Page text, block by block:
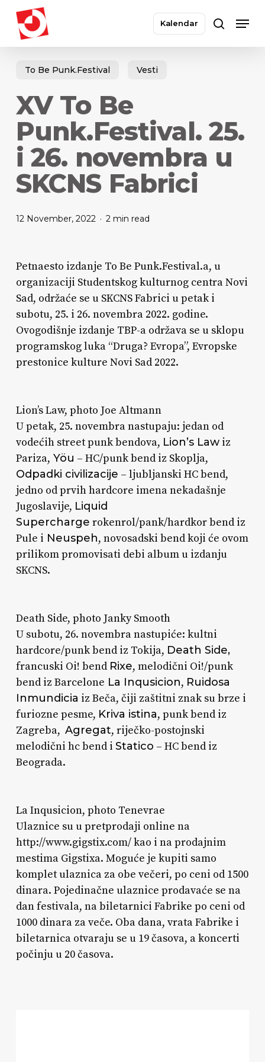
main
Kalendar search
To Be Punk.Festival Vesti
XV To Be
Punk.Festival. 25.
i 26. novembra u
SKCNS Fabrici
12 November, 2022 2 min read
Petnaesto izdanje To Be Punk.Festival.a, u
organizaciji Studentskog kulturnog centra Novi
Sad, održaće se u SKCNS Fabrici u petak i
subotu, 25. i 26. novembra 2022. godine.
Ovogodišnje izdanje TBP-a održava se u sklopu
programskog luka “Druga? Evropa”, Evropske
prestonice kulture Novi Sad 2022.
Lion’s Law, photo Joe Altmann
U petak, 25. novembra nastupaju: jedan od
vodećih street punk bendova, Lion’s Lawiz
Pariza, Yöu – HC/punk bend iz Skoplja,
Odpadki civilizacije – ljubljanski HC bend,
jedno od prvih hardcore imena nekadašnje
Jugoslavije, Liquid
Supercharge rokenrol/pank/hardkor bend iz
Pule i Neuspeh, novosadski bend koji će ovom
prilikom promovisati debi album u izdanju
SKCNS.
Death Side, photo Janky Smooth
U subotu, 26. novembra nastupiće: kultni
hardcore/punk bend iz Tokija, Death Side,
francuski Oi! bend Rixe, melodični Oi!/punk
bend iz Barcelone La Inqusicion, Ruidosa
Inmundicia iz Beča, čiji zaštitni znak su brze i
furiozne pesme, Kriva istina, punk bend iz
Zagreba, Agregat, riječko-postojnski
melodični hc bend i Statico – HC bend iz
Beograda.
La Inqusicion, photo Tenevrae
Ulaznice su u pretprodaji online na
http://www.gigstix.com/ kao i na prodajnim
mestima Gigstixa. Moguće je kupiti samo
komplet ulaznica za obe večeri, po ceni od 1500
dinara. Pojedinačne ulaznice prodavaće se na
dan festivala, na biletarnici Fabrike po ceni od
1000 dinara za veče. Oba dana, vrata Fabrike i
biletarnica otvaraju se u 19 časova, a koncerti
počinju u 20 časova.